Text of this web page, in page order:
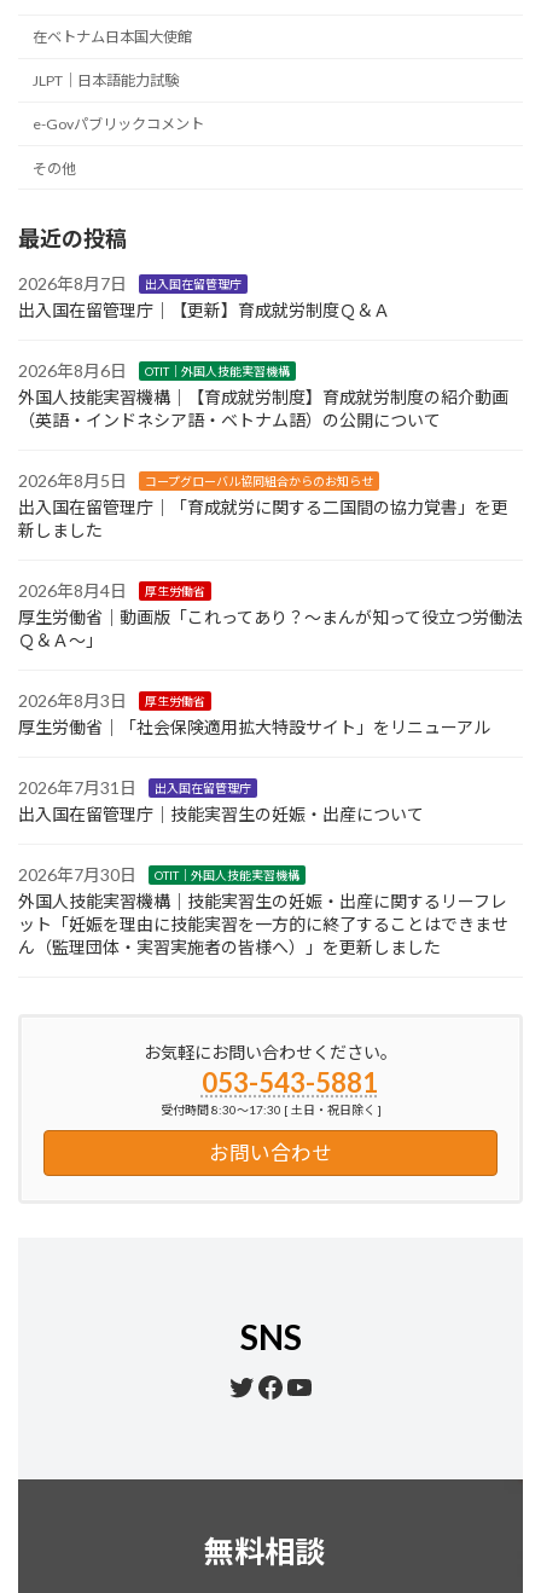
在ベトナム日本国大使館
JLPT｜日本語能力試験
e-Govパブリックコメント
その他
最近の投稿
2026年8月7日 出入国在留管理庁
出入国在留管理庁｜【更新】育成就労制度Ｑ＆Ａ
2026年8月6日 OTIT｜外国人技能実習機構
外国人技能実習機構｜【育成就労制度】育成就労制度の紹介動画
（英語・インドネシア語・ベトナム語）の公開について
2026年8月5日 コープグローバル協同組合からのお知らせ
出入国在留管理庁｜「育成就労に関する二国間の協力覚書」を更
新しました
2026年8月4日 厚生労働省
厚生労働省｜動画版「これってあり？～まんが知って役立つ労働法
Ｑ＆Ａ～」
2026年8月3日 厚生労働省
厚生労働省｜「社会保険適用拡大特設サイト」をリニューアル
2026年7月31日 出入国在留管理庁
出入国在留管理庁｜技能実習生の妊娠・出産について
2026年7月30日 OTIT｜外国人技能実習機構
外国人技能実習機構｜技能実習生の妊娠・出産に関するリーフレ
ット「妊娠を理由に技能実習を一方的に終了することはできませ
ん（監理団体・実習実施者の皆様へ）」を更新しました
お気軽にお問い合わせください。
053-543-5881
受付時間 8:30～17:30 [ 土日・祝日除く ]
お問い合わせ
SNS
Twitter
Facebook
YouTube
無料相談